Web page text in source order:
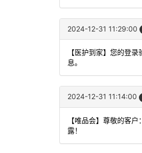
2024-12-31 11:29:00
【医护到家】您的登
息。
2024-12-31 11:14:00
【唯品会】尊敬的客
露！